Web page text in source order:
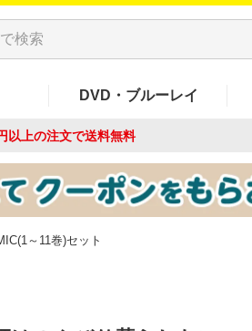
DVD・ブルーレイ
以上の注文で送料無料
～11巻)セット